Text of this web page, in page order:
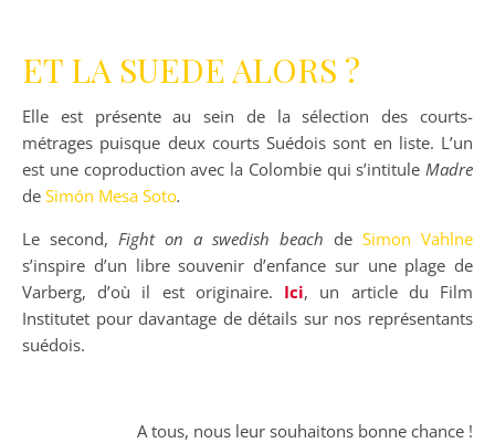
ET LA SUEDE ALORS ?
Elle est présente au sein de la sélection des courts-
métrages puisque deux courts Suédois sont en liste. L’un
est une coproduction avec la Colombie qui s’intitule Madre
de Simón Mesa Soto.
Le second, Fight on a swedish beach de Simon Vahlne
s’inspire d’un libre souvenir d’enfance sur une plage de
Varberg, d’où il est originaire. Ici, un article du Film
Institutet pour davantage de détails sur nos représentants
suédois.
A tous, nous leur souhaitons bonne chance !